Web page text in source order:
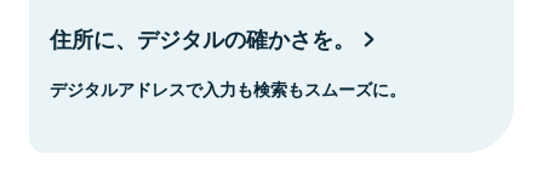
住所に、デジタルの確かさを。
デジタルアドレスで入力も検索もスムーズに。